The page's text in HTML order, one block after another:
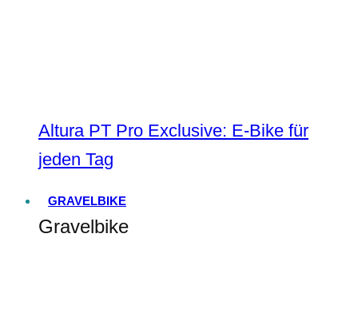
Altura PT Pro Exclusive: E-Bike für
jeden Tag
GRAVELBIKE
Gravelbike